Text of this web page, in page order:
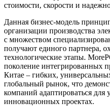
стоимости, скорости и
Данная бизнес-модель
организации производства
с множеством
получают единого партнера,
технологические этапы.
поколение интегрированных
Китае – гибких,
глобальный рынок, что
компаний адаптироваться
инновационных проектах.